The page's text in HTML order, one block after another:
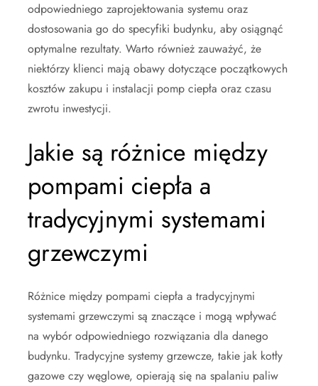
odpowiedniego zaprojektowania systemu oraz
dostosowania go do specyfiki budynku, aby osiągnąć
optymalne rezultaty. Warto również zauważyć, że
niektórzy klienci mają obawy dotyczące początkowych
kosztów zakupu i instalacji pomp ciepła oraz czasu
zwrotu inwestycji.
Jakie są różnice między
pompami ciepła a
tradycyjnymi systemami
grzewczymi
Różnice między pompami ciepła a tradycyjnymi
systemami grzewczymi są znaczące i mogą wpływać
na wybór odpowiedniego rozwiązania dla danego
budynku. Tradycyjne systemy grzewcze, takie jak kotły
gazowe czy węglowe, opierają się na spalaniu paliw